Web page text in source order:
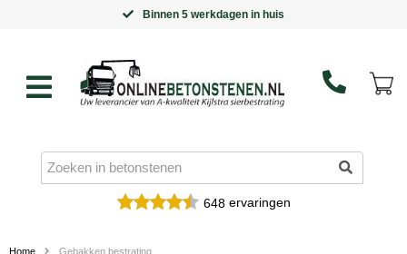
Binnen 5 werkdagen in huis
648ervaringen
Home Gebakken bestrating